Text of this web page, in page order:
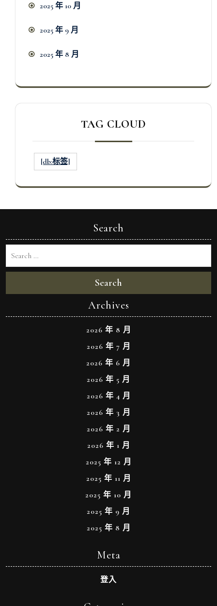
2025 年 10 月
2025 年 9 月
2025 年 8 月
TAG CLOUD
[db:标签]
Search
Search
Archives
2026 年 8 月
2026 年 7 月
2026 年 6 月
2026 年 5 月
2026 年 4 月
2026 年 3 月
2026 年 2 月
2026 年 1 月
2025 年 12 月
2025 年 11 月
2025 年 10 月
2025 年 9 月
2025 年 8 月
Meta
登入